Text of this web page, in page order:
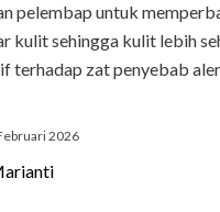
pelembap untuk
kulit sehingga kulit lebih
terhadap zat penyebab
2026